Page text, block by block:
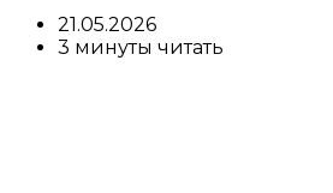
21.05.2026
3 минуты читать